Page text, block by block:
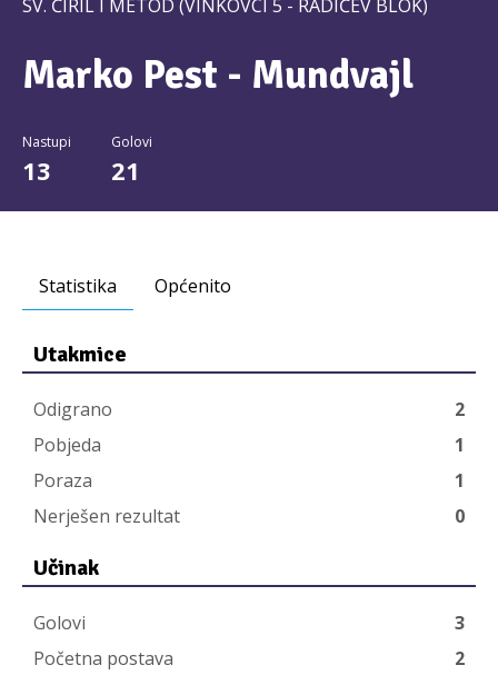
SV. ĆIRIL I METOD (VINKOVCI 5 - RADIĆEV BLOK)
Marko Pest - Mundvajl
Nastupi Golovi
13 21
Statistika Općenito
Utakmice
Odigrano
2
Pobjeda
1
Poraza
1
Nerješen rezultat
0
Učinak
Golovi
3
Početna postava
2